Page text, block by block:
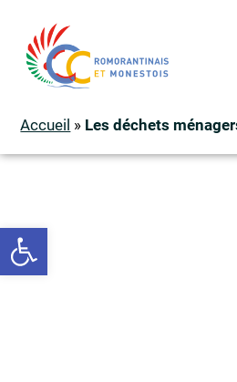
Ouvrir la barre
Accueil » Les déchets